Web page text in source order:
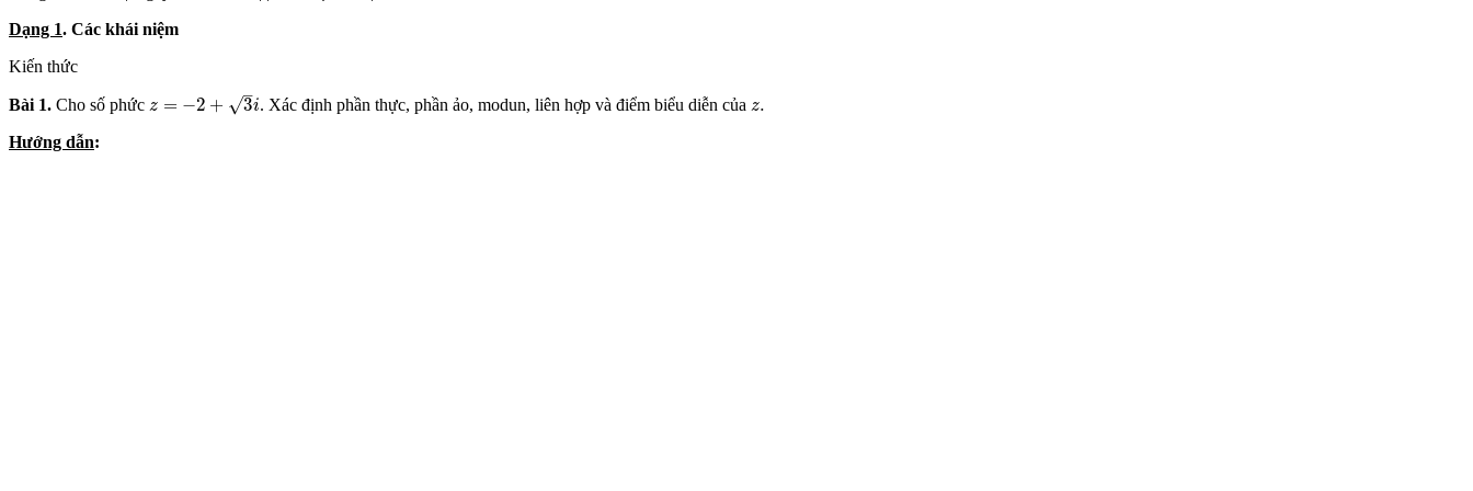
Dạng 1. Các khái niệm
Kiến thức
Bài 1. Cho số phức z = −2 + 3
–
√ i
z=− 2+3i . Xác định phần thực, phần ảo, modun, liên hợp và điểm biểu diễn của z.
z.
Hướng dẫn: